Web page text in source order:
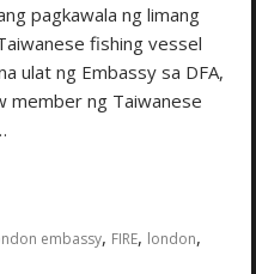
pagkawala ng limang
fishing vessel
ulat ng Embassy sa DFA,
member ng Taiwanese
embassy, FIRE, london,